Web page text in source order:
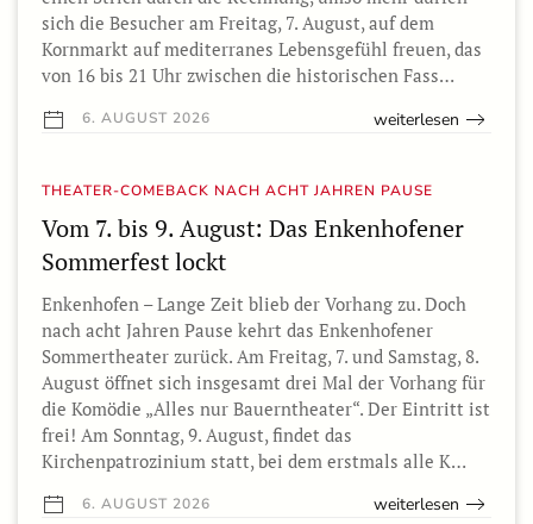
sich die Besucher am Freitag, 7. August, auf dem
Kornmarkt auf mediterranes Lebensgefühl freuen, das
von 16 bis 21 Uhr zwischen die historischen Fass…
6. AUGUST 2026 weiterlesen
THEATER-COMEBACK NACH ACHT JAHREN PAUSE
Vom 7. bis 9. August: Das Enkenhofener
Sommerfest lockt
Enkenhofen – Lange Zeit blieb der Vorhang zu. Doch
nach acht Jahren Pause kehrt das Enkenhofener
Sommertheater zurück. Am Freitag, 7. und Samstag, 8.
August öffnet sich insgesamt drei Mal der Vorhang für
die Komödie „Alles nur Bauerntheater“. Der Eintritt ist
frei! Am Sonntag, 9. August, findet das
Kirchenpatrozinium statt, bei dem erstmals alle K…
6. AUGUST 2026 weiterlesen